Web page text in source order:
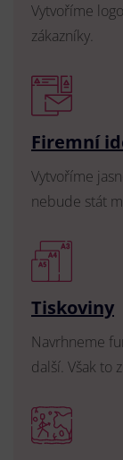
Vytvoříme
zákazníky.
Firemní
Vytvoříme
nebude stát
Tiskoviny
Navrhneme
další. Však to